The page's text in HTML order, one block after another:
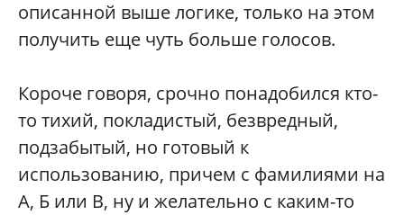
описанной выше логике, только на этом
получить еще чуть больше голосов.
Короче говоря, срочно понадобился кто-
то тихий, покладистый, безвредный,
подзабытый, но готовый к
использованию, причем с фамилиями на
А, Б или В, ну и желательно с каким-то